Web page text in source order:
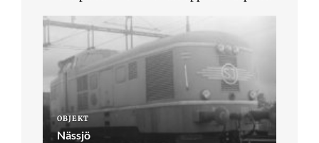
OBJEKT
Nässjö